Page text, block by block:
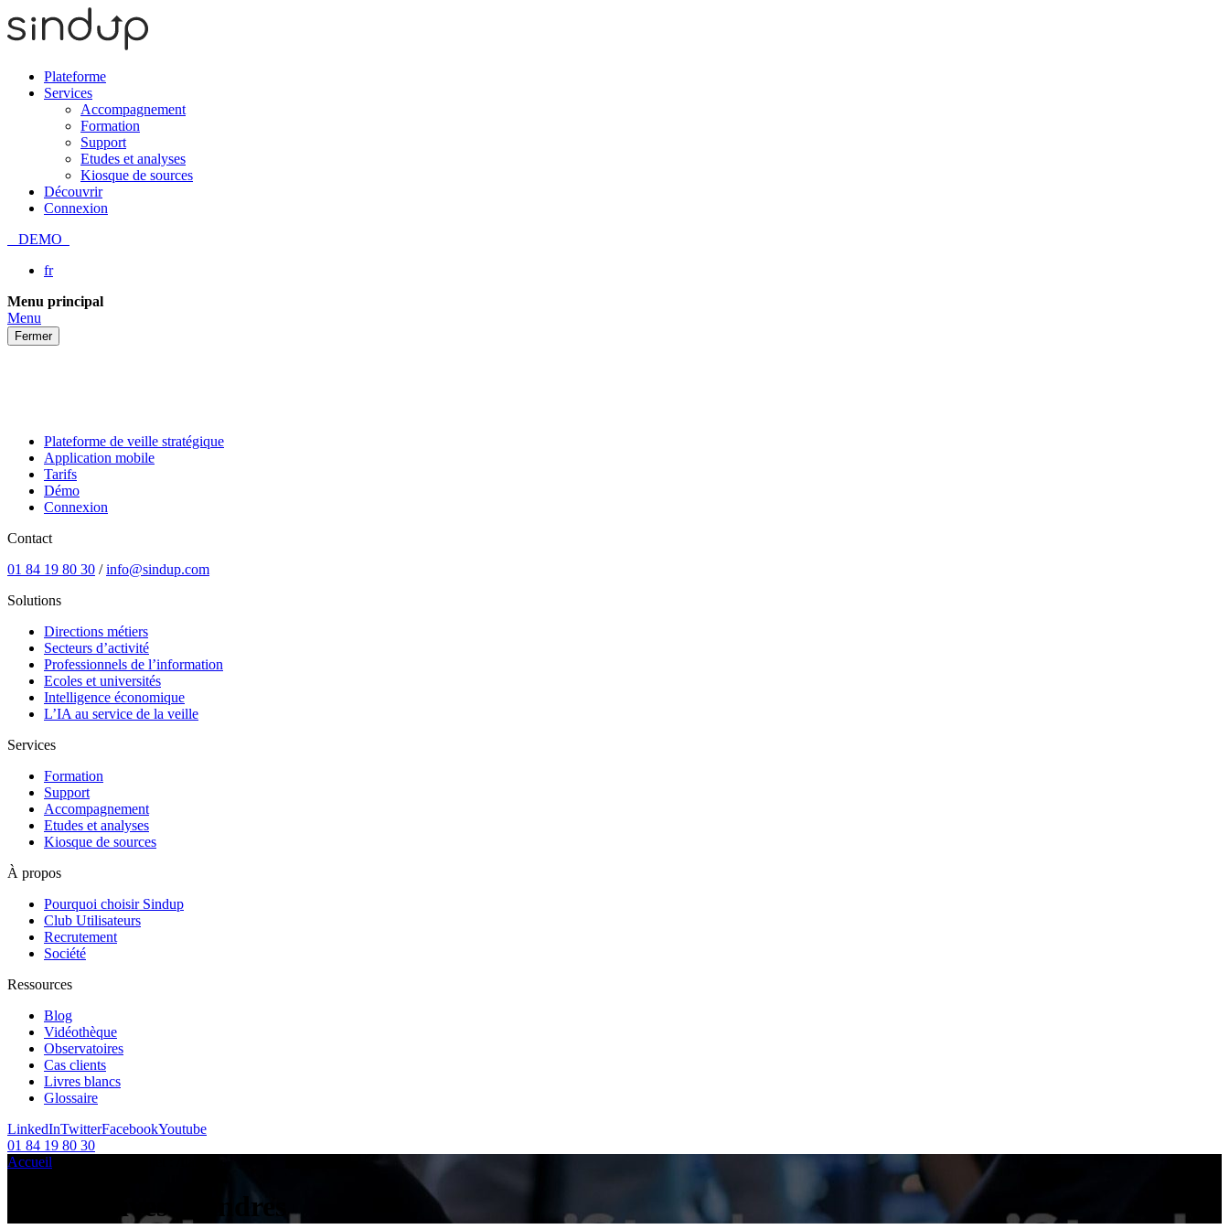
Plateforme
Services
Accompagnement
Formation
Support
Etudes et analyses
Kiosque de sources
Découvrir
Connexion
DEMO
fr
Passer
au
contenu
Menu principal
Menu
Fermer
Plateforme de veille stratégique
Application mobile
Tarifs
Démo
Connexion
Contact
01 84 19 80 30 /info@sindup.com
Solutions
Directions métiers
Secteurs d’activité
Professionnels de l’information
Ecoles et universités
Intelligence économique
L’IA au service de la veille
Services
Formation
Support
Accompagnement
Etudes et analyses
Kiosque de sources
À propos
Pourquoi choisir Sindup
Club Utilisateurs
Recrutement
Société
Ressources
Blog
Vidéothèque
Observatoires
Cas clients
Livres blancs
Glossaire
LinkedInTwitterFacebookYoutube
01 84 19 80 30
Accueil
Tag Archives: flandres